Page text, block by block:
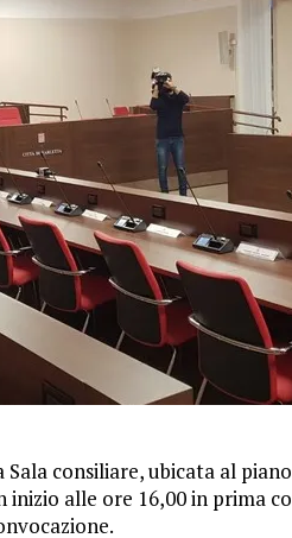
consiliare, ubicata al
alle ore 16,00 in prima